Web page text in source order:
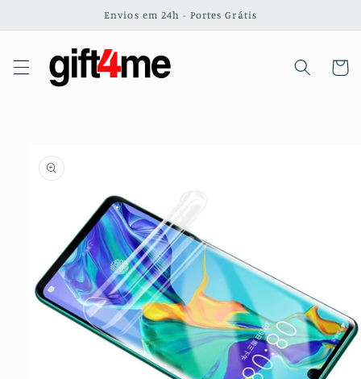
conteúdo
Envios em 24h - Portes Grátis
informação
do produto